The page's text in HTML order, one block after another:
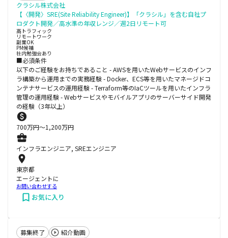
クラシル株式会社
【〈開発〉SRE(Site Reliability Engineer)】「クラシル」を含む自社プ
ロダクト開発／高水準の年収レンジ／週2日リモート可
高トラフィック
リモートワーク
副業OK
PM候補
社内勉強会あり
■必須条件
以下のご経験をお持ちであること - AWSを用いたWebサービスのインフ
ラ構築から運用までの実務経験 - Docker、ECS等を用いたマネージドコ
ンテナサービスの運用経験 - Terraform等のIaCツールを用いたインフラ
管理の運用経験 - Webサービスやモバイルアプリのサーバーサイド開発
の経験（3年以上）
700万円〜1,200万円
インフラエンジニア, SREエンジニア
東京都
エージェントに
お問い合わせする
お気に入り
募集終了
紹介動画